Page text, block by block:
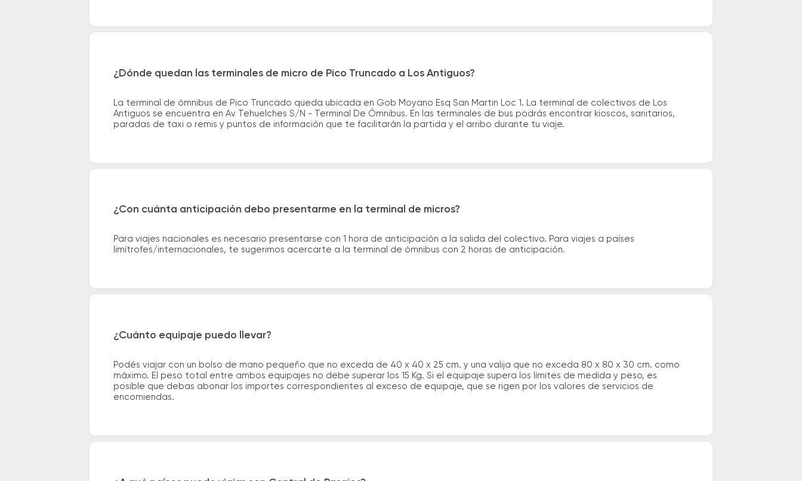
¿Dónde quedan las terminales de micro de Pico Truncado a Los Antiguos?
La terminal de ómnibus de Pico Truncado queda ubicada en Gob Moyano Esq San Martin Loc 1. La terminal de colectivos de Los
Antiguos se encuentra en Av Tehuelches S/N - Terminal De Ómnibus. En las terminales de bus podrás encontrar kioscos, sanitarios,
paradas de taxi o remis y puntos de información que te facilitarán la partida y el arribo durante tu viaje.
¿Con cuánta anticipación debo presentarme en la terminal de micros?
Para viajes nacionales es necesario presentarse con 1 hora de anticipación a la salida del colectivo. Para viajes a países
limítrofes/internacionales, te sugerimos acercarte a la terminal de ómnibus con 2 horas de anticipación.
¿Cuánto equipaje puedo llevar?
Podés viajar con un bolso de mano pequeño que no exceda de 40 x 40 x 25 cm. y una valija que no exceda 80 x 80 x 30 cm. como
máximo. El peso total entre ambos equipajes no debe superar los 15 Kg. Si el equipaje supera los límites de medida y peso, es
posible que debas abonar los importes correspondientes al exceso de equipaje, que se rigen por los valores de servicios de
encomiendas.